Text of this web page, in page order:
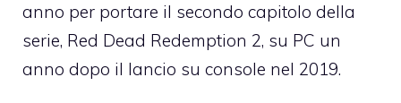
anno per portare il secondo capitolo della
serie, Red Dead Redemption 2, su PC un
anno dopo il lancio su console nel 2019.